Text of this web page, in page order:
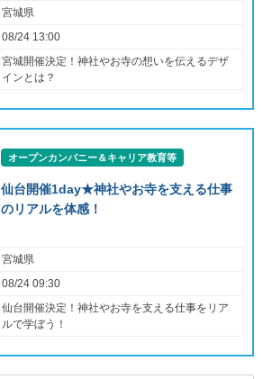
宮城県
08/24 13:00
宮城開催決定！神社やお寺の想いを伝えるデザ
インとは？
オープンカンパニー＆キャリア教育等
仙台開催1day★神社やお寺を支える仕事
のリアルを体感！
宮城県
08/24 09:30
仙台開催決定！神社やお寺を支える仕事をリア
ルで学ぼう！